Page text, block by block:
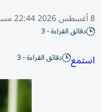
8 أغسطس 2026 22:44 مساء
دقائق القراءة - 3
استمع دقائق القراءة - 3